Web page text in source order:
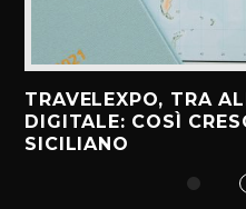
TRAVELEXPO, TRA
DIGITALE: COSÌ
SICILIANO